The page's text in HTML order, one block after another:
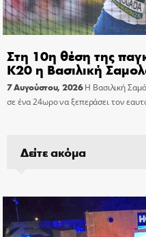
Στη 10η θέση της
Κ20 η Βασιλική
7 Αυγούστου, 2026 Η Βασιλική
σε ένα 24ωρο να ξεπεράσει τον
Δείτε ακόμα